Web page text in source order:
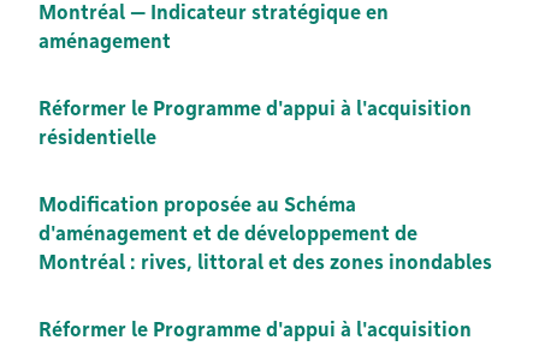
Montréal — Indicateur stratégique en
aménagement
Réformer le Programme d'appui à l'acquisition
résidentielle
Modification proposée au Schéma
d'aménagement et de développement de
Montréal : rives, littoral et des zones inondables
Réformer le Programme d'appui à l'acquisition